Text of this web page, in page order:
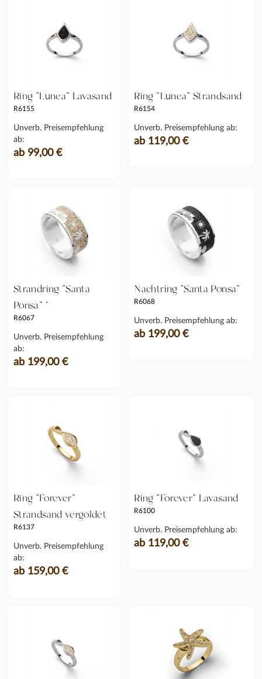
Ring "Lunea" Lavasand
R6155
Unverb. Preisempfehlung
ab:
ab 99,00 €
Ring "Lunea" Strandsand
R6154
Unverb. Preisempfehlung ab:
ab 119,00 €
Strandring "Santa
Ponsa" *
R6067
Unverb. Preisempfehlung
ab:
ab 199,00 €
Nachtring "Santa Ponsa"
R6068
Unverb. Preisempfehlung ab:
ab 199,00 €
Ring "Forever"
Strandsand vergoldet
R6137
Unverb. Preisempfehlung
ab:
ab 159,00 €
Ring "Forever" Lavasand
R6100
Unverb. Preisempfehlung ab:
ab 119,00 €